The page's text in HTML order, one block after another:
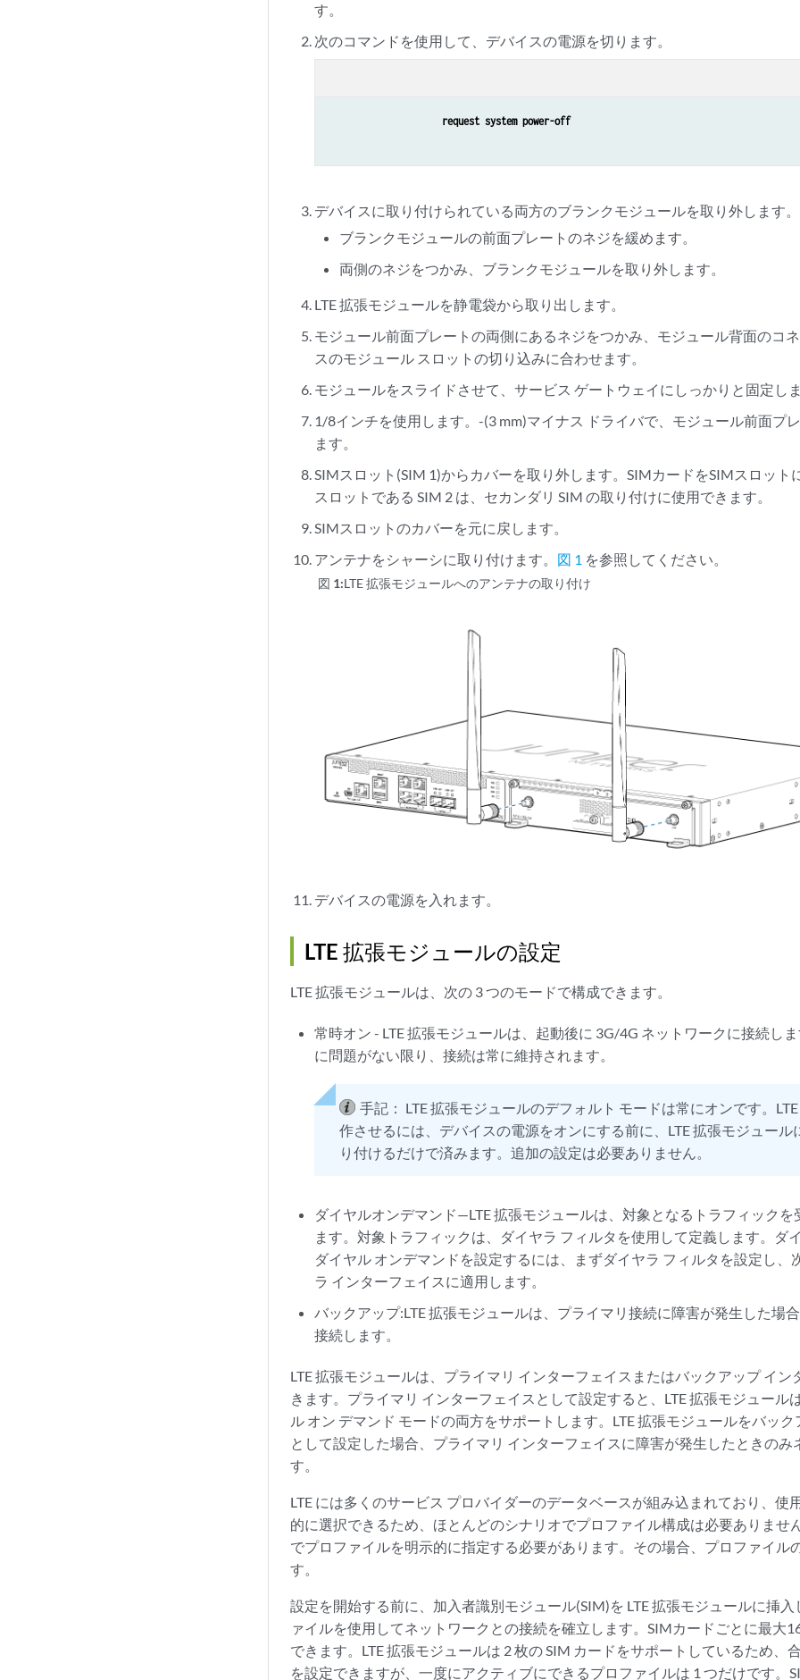
す。
次のコマンドを使用して、デバイスの電源を切ります。
request system power-off
デバイスに取り付けられている両方のブランクモジュールを取り外します。
ブランクモジュールの前面プレートのネジを緩めます。
両側のネジをつかみ、ブランクモジュールを取り外します。
LTE 拡張モジュールを静電袋から取り出します。
モジュール前面プレートの両側にあるネジをつかみ、モジュール背面のコ
スのモジュール スロットの切り込みに合わせます。
モジュールをスライドさせて、サービス ゲートウェイにしっかりと固定しま
1/8インチを使用します。-(3 mm)マイナス ドライバで、モジュール前面プ
ます。
SIMスロット(SIM 1)からカバーを取り外します。SIMカードをSIMスロット
スロットである SIM 2 は、セカンダリ SIM の取り付けに使用できます。
SIMスロットのカバーを元に戻します。
アンテナをシャーシに取り付けます。 図 1 を参照してください。
図 1:LTE 拡張モジュールへのアンテナの取り付け
デバイスの電源を入れます。
LTE 拡張モジュールの設定
LTE 拡張モジュールは、次の 3 つのモードで構成できます。
常時オン - LTE 拡張モジュールは、起動後に 3G/4G ネットワークに接続し
に問題がない限り、接続は常に維持されます。
手記： LTE 拡張モジュールのデフォルト モードは常にオンです。
作させるには、デバイスの電源をオンにする前に、LTE 拡張モジュール
り付けるだけで済みます。追加の設定は必要ありません。
ダイヤルオンデマンド—LTE 拡張モジュールは、対象となるトラフィックを
ます。対象トラフィックは、ダイヤラ フィルタを使用して定義します。ダ
ダイヤル オンデマンドを設定するには、まずダイヤラ フィルタを設定し、
ラ インターフェイスに適用します。
バックアップ:LTE 拡張モジュールは、プライマリ接続に障害が発生した場
接続します。
LTE 拡張モジュールは、プライマリ インターフェイスまたはバックアップ イ
きます。プライマリ インターフェイスとして設定すると、LTE 拡張モジュール
ル オン デマンド モードの両方をサポートします。LTE 拡張モジュールをバッ
として設定した場合、プライマリ インターフェイスに障害が発生したときのみ
す。
LTE には多くのサービス プロバイダーのデータベースが組み込まれており、使
的に選択できるため、ほとんどのシナリオでプロファイル構成は必要ありませ
でプロファイルを明示的に指定する必要があります。その場合、プロファイル
す。
設定を開始する前に、加入者識別モジュール(SIM)を LTE 拡張モジュールに挿
ァイルを使用してネットワークとの接続を確立します。SIMカードごとに最大
できます。LTE 拡張モジュールは 2 枚の SIM カードをサポートしているため、
を設定できますが、一度にアクティブにできるプロファイルは 1 つだけです。